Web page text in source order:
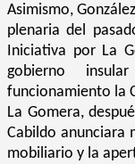
Asimismo,
plenaria del
Iniciativa por La
gobierno
funcionamiento la
La Gomera,
Cabildo anunciara
mobiliario y la